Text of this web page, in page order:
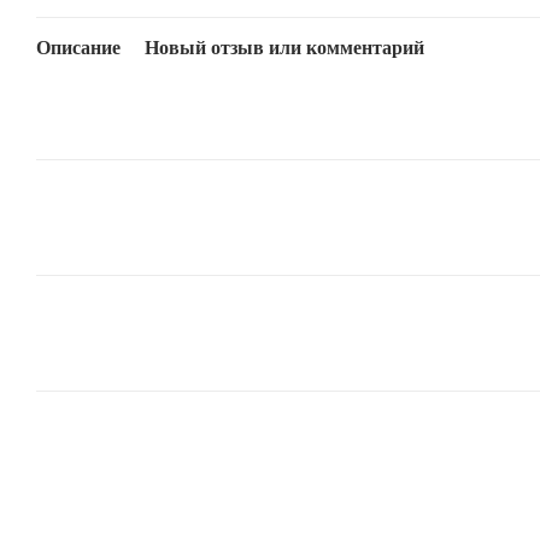
Описание Новый отзыв или комментарий